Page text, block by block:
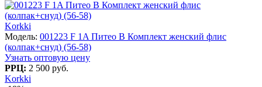
Korkki
Модель: 001223 F 1A Питео B Комплект женский флис
(колпак+снуд) (56-58)
Узнать оптовую цену
РРЦ: 2 500 руб.
Korkki